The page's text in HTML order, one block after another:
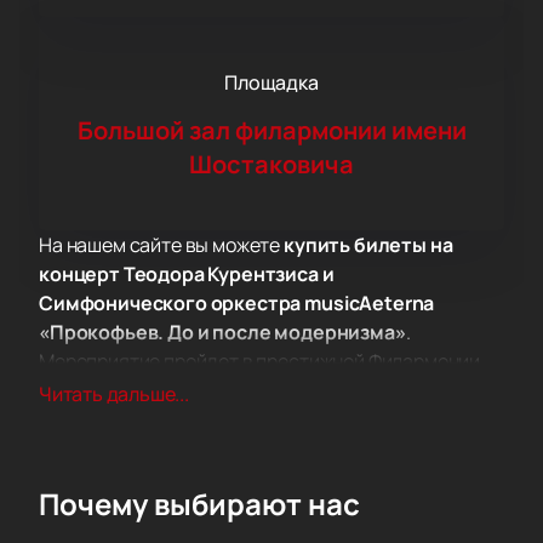
Площадка
Большой зал филармонии имени
Шостаковича
На нашем сайте вы можетекупить билеты на
концерт Теодора Курентзиса и
Симфонического оркестра musicAeterna
«Прокофьев. До и после модернизма».
Мероприятие пройдет в престижной Филармонии
им. Шостаковича, которая известна своим
ключевых произведения Сергея Прокофьева,
Читать дальше...
Почему выбирают нас